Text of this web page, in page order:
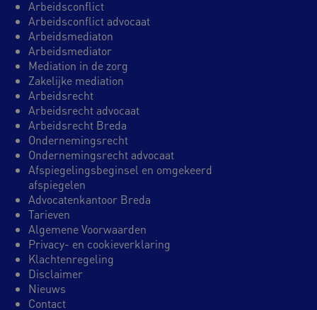
Arbeidsconflict
Arbeidsconflict advocaat
Arbeidsmediaton
Arbeidsmediator
Mediation in de zorg
Zakelijke mediation
Arbeidsrecht
Arbeidsrecht advocaat
Arbeidsrecht Breda
Ondernemingsrecht
Ondernemingsrecht advocaat
Afspiegelingsbeginsel en omgekeerd
afspiegelen
Advocatenkantoor Breda
Tarieven
Algemene Voorwaarden
Privacy- en cookieverklaring
Klachtenregeling
Disclaimer
Nieuws
Contact